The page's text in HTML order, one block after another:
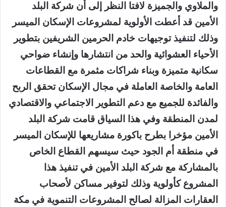
والملاوي والجميزة لافتا النظر إلى أن شركة البلد
الأمين قد أعطت الأولوية لمشروعات الإسكان الميسر
وذلك لتنفيذ توجيهات خادم الحرمين الشريفين بتطوير
الأحياء العشوائية والحد من انتشارها وإنشاء ضواحي
سكانية متميزة وبناء شراكات مثمرة مع القطاعات
العامة والخاصة العاملة في مجال الإسكان تحقق الربح
والفائدة للجميع مع دعم التطوير الاجتماعي والاقتصادي
لمدن المنطقة وفي هذا السياق قامت شركة البلد
الأمين مؤخرا بطرح باكورة مشاريعها للإسكان الميسر
في منطقة أم الجود حيث سيسهم القطاع الخاص
بالمشاركة مع شركة البلد الأمين في تنفيذ هذا
المشروع كأولوية وذلك لتوفير مساكن لأصحاب
العقارات المزالة لصالح المشروعات التنموية في مكة